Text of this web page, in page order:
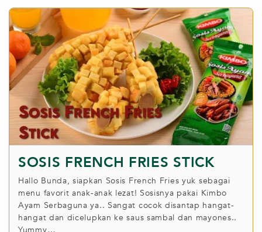
SOSIS FRENCH FRIES STICK
Hallo Bunda, siapkan Sosis French Fries yuk sebagai
menu favorit anak-anak lezat! Sosisnya pakai Kimbo
Ayam Serbaguna ya.. Sangat cocok disantap hangat-
hangat dan dicelupkan ke saus sambal dan mayones..
Yummy…